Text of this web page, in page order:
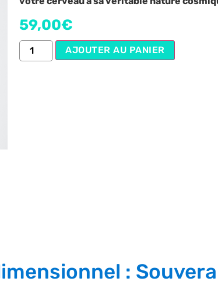
59,00€
AJOUTER AU PANIER
: